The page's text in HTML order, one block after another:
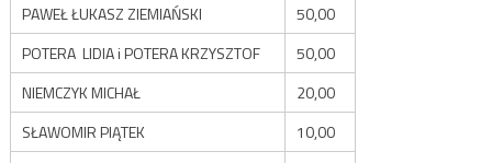
PAWEŁ ŁUKASZ ZIEMIAŃSKI
50,00
POTERA LIDIA i POTERA KRZYSZTOF
50,00
NIEMCZYK MICHAŁ
20,00
SŁAWOMIR PIĄTEK
10,00